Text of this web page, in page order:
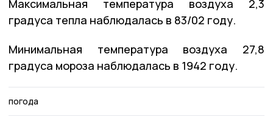
Максимальная температура воздуха 2,3
градуса тепла наблюдалась в 83/02 году.
Минимальная температура воздуха 27,8
градуса мороза наблюдалась в 1942 году.
погода